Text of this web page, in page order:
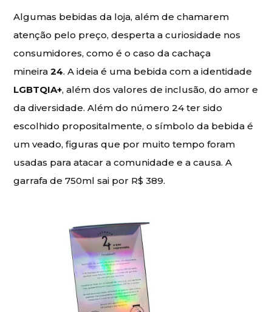
Algumas bebidas da loja, além de chamarem
atenção pelo preço, desperta a curiosidade nos
consumidores, como é o caso da cachaça
mineira24. A ideia é uma bebida com a identidade
LGBTQIA+, além dos valores de inclusão, do amor e
da diversidade. Além do número 24 ter sido
escolhido propositalmente, o símbolo da bebida é
um veado, figuras que por muito tempo foram
usadas para atacar a comunidade e a causa. A
garrafa de 750ml sai por R$ 389.